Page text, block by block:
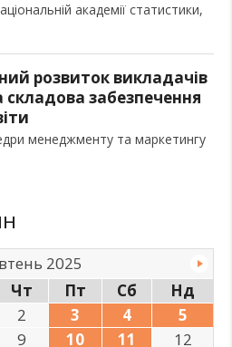
академії статистики,
розвиток викладачів
забезпечення
менеджменту та маркетингу
2025
Чт Пт Сб
Нд
2 3 4
5
9 10 11
12